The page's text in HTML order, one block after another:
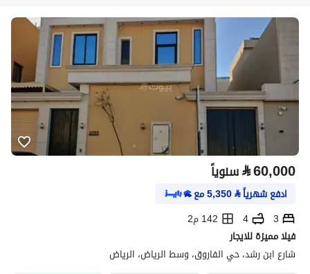
⃁60,000 سنوياً
ادفع شهرياً⃁
5,350مع
3
4
142 م2
فيلا مميزة للايجار
شارع ابن رشد، حي الفاروق، وسط الرياض، الرياض